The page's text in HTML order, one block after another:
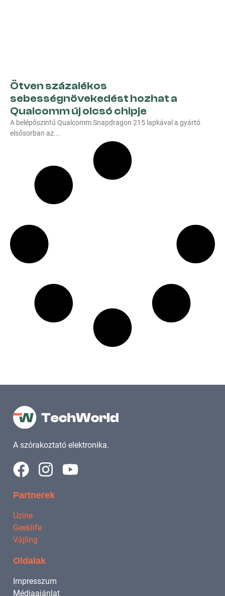
Ötven százalékos
sebességnövekedést hozhat a
Qualcomm új olcsó chipje
A belépőszintű Qualcomm Snapdragon 215 lapkával a gyártó
elsősorban az
A szórakoztató elektronika.
Partnerek
Uzine
Geeklife
Vájling
Oldalak
Impresszum
Médiaajánlat